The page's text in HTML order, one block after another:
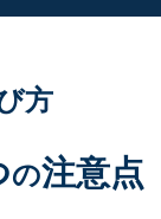
方
の注意点